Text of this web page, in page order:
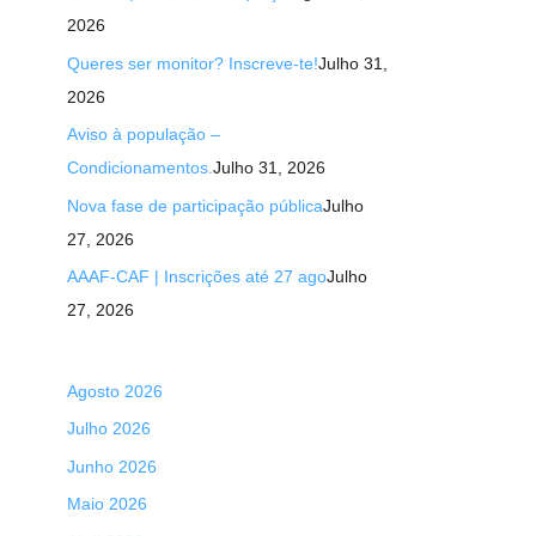
2026
Queres ser monitor? Inscreve-te!Julho 31,
2026
Aviso à população –
Condicionamentos.Julho 31, 2026
Nova fase de participação públicaJulho
27, 2026
AAAF-CAF | Inscrições até 27 agoJulho
27, 2026
Agosto 2026
Julho 2026
Junho 2026
Maio 2026